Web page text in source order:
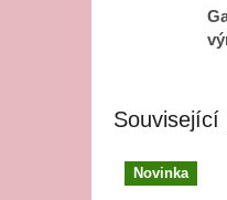
Související
Novinka